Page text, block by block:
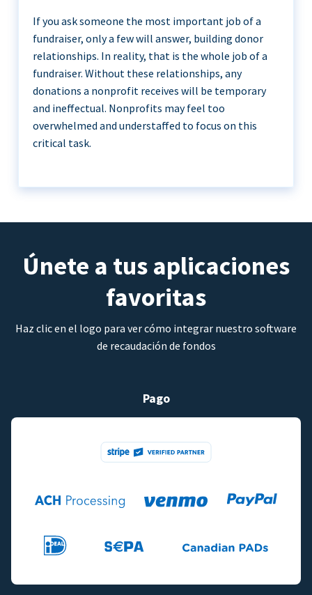
If you ask someone the most important job of a
fundraiser, only a few will answer, building donor
relationships. In reality, that is the whole job of a
fundraiser. Without these relationships, any
donations a nonprofit receives will be temporary
and ineffectual. Nonprofits may feel too
overwhelmed and understaffed to focus on this
critical task.
Únete a tus aplicaciones
favoritas
Haz clic en el logo para ver cómo integrar nuestro software
de recaudación de fondos
Pago